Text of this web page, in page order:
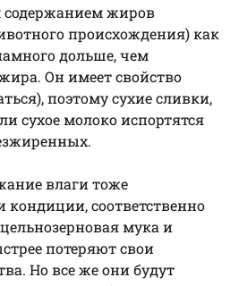
жиров
происхождения) как
дольше, чем
Он имеет свойство
поэтому сухие сливки,
сухое молоко испортятся
влаги тоже
кондиции, соответственно
мука и
потеряют свои
Но все же они будут